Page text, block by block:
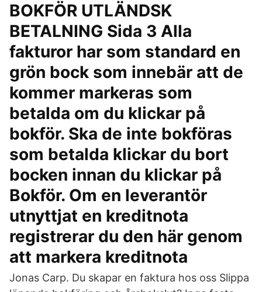
BOKFÖR UTLÄNDSK
BETALNING Sida 3 Alla
fakturor har som standard en
grön bock som innebär att de
kommer markeras som
betalda om du klickar på
bokför. Ska de inte bokföras
som betalda klickar du bort
bocken innan du klickar på
Bokför. Om en leverantör
utnyttjat en kreditnota
registrerar du den här genom
att markera kreditnota
Jonas Carp. Du skapar en faktura hos oss Slippa